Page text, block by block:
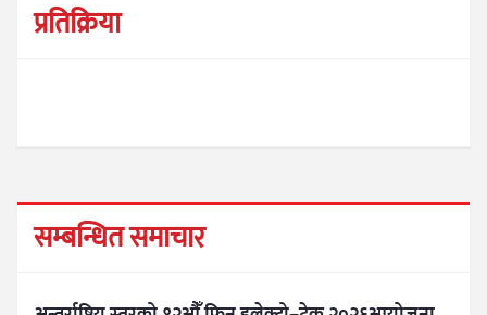
प्रतिक्रिया
सम्बन्धित समाचार